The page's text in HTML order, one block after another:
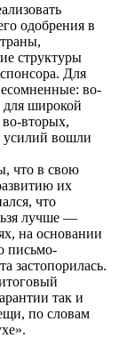
одобрения в
структуры
Для
во-
для широкой
вторых,
усилий вошли
что в свою
их
что
лучше —
на основании
письмо-
застопорилась.
так и
по словам